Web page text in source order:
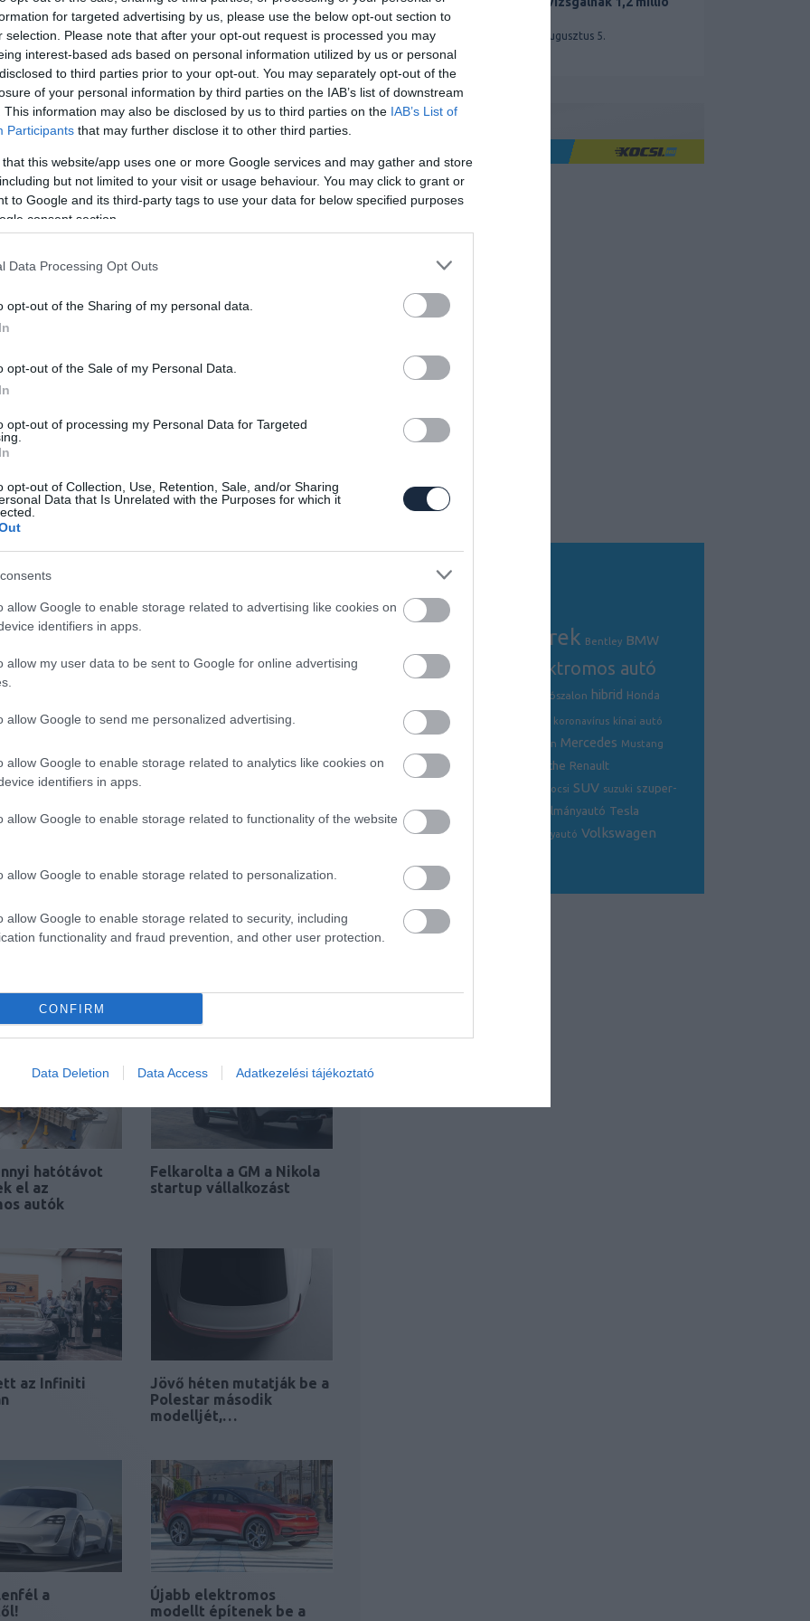
for targeted advertising by us, please use the below opt-out section to
selection. Please note that after your opt-out request is processed you may
interest-based ads based on personal information utilized by us or personal
to third parties prior to your opt-out. You may separately opt-out of the
of your personal information by third parties on the IAB’s list of downstream
This information may also be disclosed by us to third parties on the IAB’s List of
Participants that may further disclose it to other third parties.
that this website/app uses one or more Google services and may gather and store
but not limited to your visit or usage behaviour. You may click to grant or
to Google and its third-party tags to use your data for below specified purposes
consent section.
Data Processing Opt Outs
opt-out of the Sharing of my personal data.
opt-out of the Sale of my Personal Data.
opt-out of processing my Personal Data for Targeted
opt-out of Collection, Use, Retention, Sale, and/or Sharing
Data that Is Unrelated with the Purposes for which it
allow Google to enable storage related to advertising like cookies on
identifiers in apps.
allow my user data to be sent to Google for online advertising
allow Google to send me personalized advertising.
allow Google to enable storage related to analytics like cookies on
identifiers in apps.
allow Google to enable storage related to functionality of the website
allow Google to enable storage related to personalization.
allow Google to enable storage related to security, including
functionality and fraud prevention, and other user protection.
CONFIRM
Data Deletion Data Access Adatkezelési tájékoztató
kanadai startup cég, mely egy érdekes
be. Egy drasztikus mértékben
a srácok.
az autóipar, úgy bukkannak fel sorra a
próbáljanak egy-egy vakmerő ötlettel. Ilyen
most egy nem kimondottan szép, ám annál
túl esztétikus arányokkal rendelkező Tesla
út- és hóviszonyokra gondolva van egy kis
elmondása szerint ugyanis a járgány
(ezzel 29 centiméterre növelve azt)
illetve a nagy hó sem lehet akadály számára.
arányai mellett sem. A Maple Majestic a
miatt a tengelytávot 3,1 méterre tolták ki, ezzel
a tengelytáv nagyobb, mint amit az 5-ös BMW
jellemző.
ám a cég alapítója, Arkadiusz Kaminski
hajtáslánccal kerül majd forgalomba (még
ami szerinte inkább egy négyajtós
mit csiszolgatni rajta. Főleg, hogy a cég által
autót, hanem csak egy kicsinyített modellt
egyelőre nem igazán beszélhetünk jelenleg.
hatótávot
el az
autók
Felkarolta a GM a Nikola
startup vállalkozást
az Infiniti
Jövő héten mutatják be a
Polestar második
modelljét,…
a
Újabb elektromos
modellt építenek be a
2026. augusztus 5.
Tagfelhő
autós hírek Bentley BMW
crossover elektromos autó
genfi autószalon hibrid Honda
hyundai koronavírus kínai autó
McLaren Mercedes Mustang
Nissan Porsche Renault
sportkocsi SUV suzuki szuper-
sportkocsi
tanulmányautó Tesla
Toyota
versenyautó Volkswagen